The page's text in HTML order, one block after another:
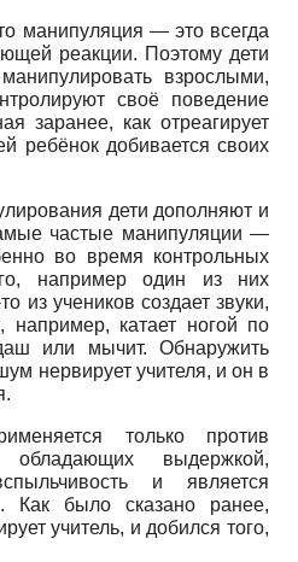
манипуляция — это всегда
реакции. Поэтому дети
взрослыми,
своё поведение
заранее, как отреагирует
ребёнок добивается своих
дети дополняют и
частые манипуляции —
во время контрольных
например один из них
из учеников создает звуки,
катает ногой по
или мычит. Обнаружить
нервирует учителя, и он в
только против
обладающих выдержкой,
и является
Как было сказано ранее,
учитель, и добился того,